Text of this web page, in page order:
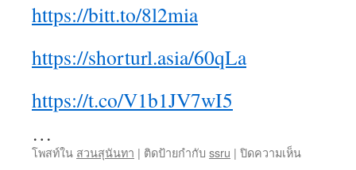
https://bitt.to/8l2mia
https://shorturl.asia/60qLa
https://t.co/V1b1JV7wI5
…
โพสท์ใน สวนสุนันทา | ติดป้ายกำกับ ssru | ปิดความเห็นบน